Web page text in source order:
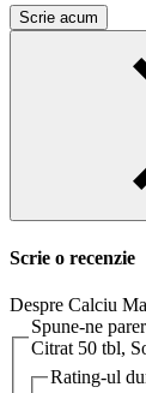
Scrie acum
Scrie o recenzie
Despre Calciu
Spune-ne
Citrat 50 tbl,
Rating-ul